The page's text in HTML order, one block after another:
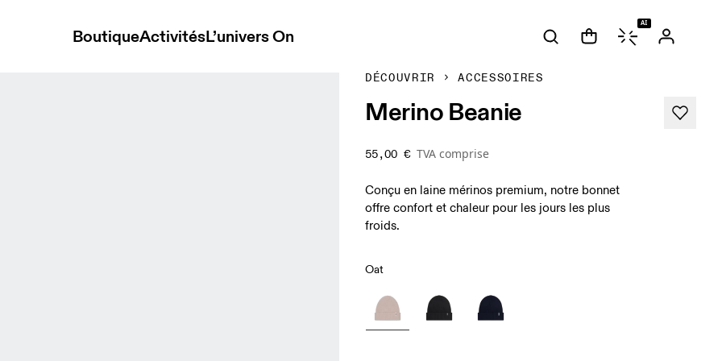
BoutiqueActivitésL’univers On
AI
DÉCOUVRIR ACCESSOIRES
Merino Beanie
55,00 € TVA comprise
Conçu en laine mérinos premium, notre bonnet
offre confort et chaleur pour les jours les plus
froids.
Oat